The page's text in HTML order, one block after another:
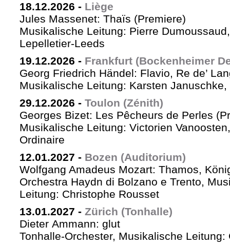
18.12.2026 - Liège
Jules Massenet: Thaïs (Premiere)
Musikalische Leitung: Pierre
Lepelletier-Leeds
19.12.2026 - Frankfurt (Bockenheimer
Georg Friedrich Händel: Flavio, Re de’
Musikalische Leitung: Karsten
29.12.2026 - Toulon (Zénith)
Georges Bizet: Les Pêcheurs de Perles
Musikalische Leitung: Victorien
Ordinaire
12.01.2027 - Bozen (Auditorium)
Wolfgang Amadeus Mozart: Thamos,
Orchestra Haydn di Bolzano e Trento,
Leitung: Christophe Rousset
13.01.2027 - Zürich (Tonhalle)
Dieter Ammann: glut
Tonhalle-Orchester, Musikalische Leitung: